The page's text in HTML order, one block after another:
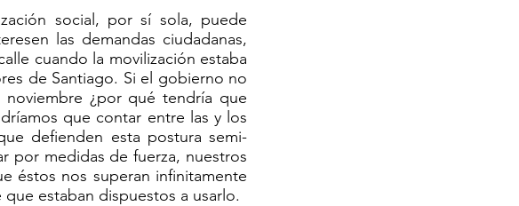
social, por sí sola, puede
las demandas ciudadanas,
cuando la movilización estaba
de Santiago. Si el gobierno no
¿por qué tendría que
que contar entre las y los
defienden esta postura semi-
por medidas de fuerza, nuestros
éstos nos superan infinitamente
estaban dispuestos a usarlo.